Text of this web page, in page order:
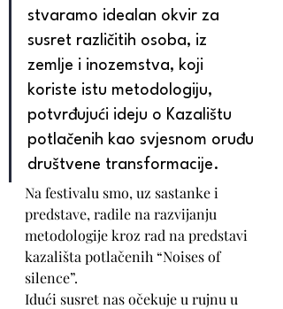
stvaramo idealan okvir za
susret različitih osoba, iz
zemlje i inozemstva, koji
koriste istu metodologiju,
potvrđujući ideju o Kazalištu
potlačenih kao svjesnom oruđu
društvene transformacije.
Na festivalu smo, uz sastanke i
predstave, radile na razvijanju
metodologije kroz rad na predstavi
kazališta potlačenih “Noises of
silence”.
Idući susret nas očekuje u rujnu u